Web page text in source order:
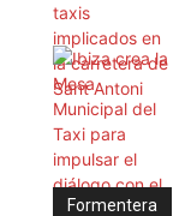
Formentera